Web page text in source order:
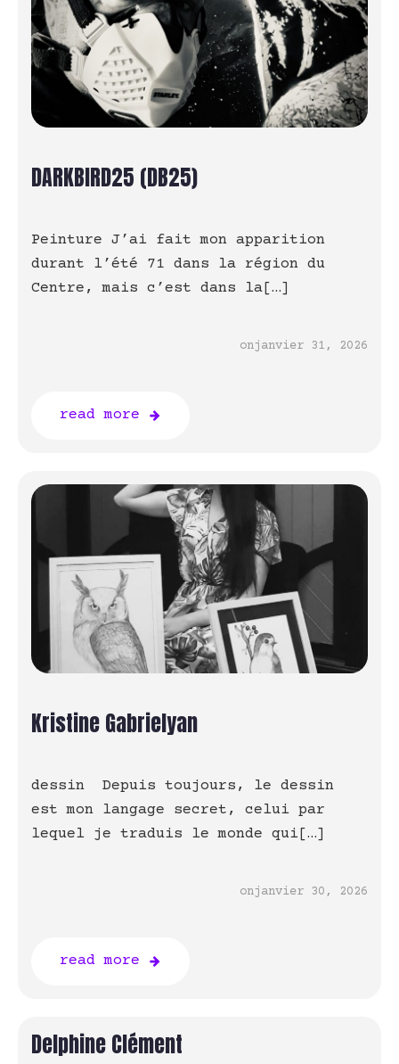
DARKBIRD25 (DB25)
Peinture J’ai fait mon apparition
durant l’été 71 dans la région du
Centre, mais c’est dans la[…]
onjanvier 31, 2026
read more
Kristine Gabrielyan
dessin Depuis toujours, le dessin
est mon langage secret, celui par
lequel je traduis le monde qui[…]
onjanvier 30, 2026
read more
Delphine Clément